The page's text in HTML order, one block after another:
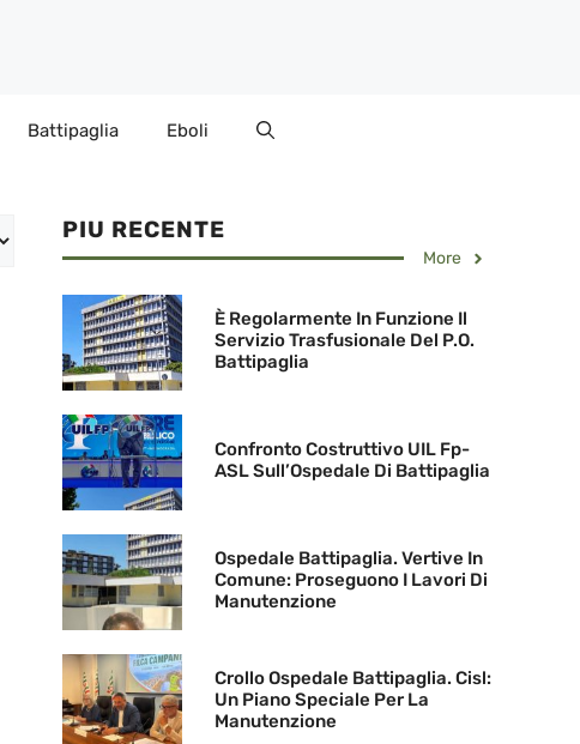
Battipaglia Eboli
PIU RECENTE
More
È Regolarmente In Funzione Il
Servizio Trasfusionale Del P.O.
Battipaglia
Confronto Costruttivo UIL Fp-
ASL Sull’Ospedale Di Battipaglia
Ospedale Battipaglia. Vertive In
Comune: Proseguono I Lavori Di
Manutenzione
Crollo Ospedale Battipaglia. Cisl:
Un Piano Speciale Per La
Manutenzione